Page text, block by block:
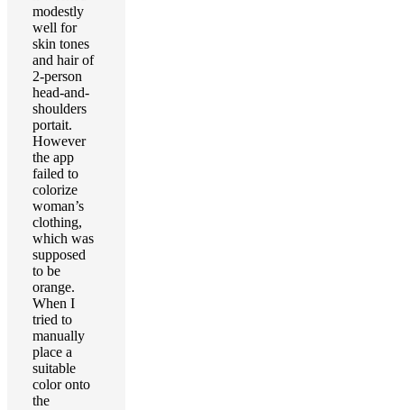
modestly
well for
skin tones
and hair of
2-person
head-and-
shoulders
portait.
However
the app
failed to
colorize
woman’s
clothing,
which was
supposed
to be
orange.
When I
tried to
manually
place a
suitable
color onto
the